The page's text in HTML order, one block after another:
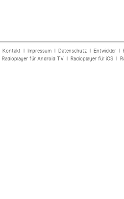
Kontakt| Impressum| Datenschutz| Entwickler|
Radioplayer für Android TV| Radioplayer für iOS|